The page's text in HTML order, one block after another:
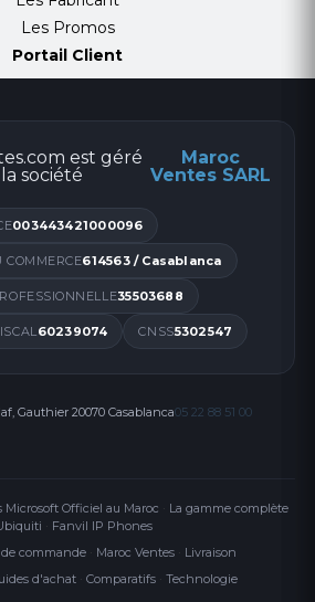
: 20 -20, 000Hz
de fréquence :20HZ to 20khz
:-54db+-3db
Les Promos
Portail Client
est géré
société
Maroc
Ventes SARL
003443421000096
COMMERCE614563 / Casablanca
35503688
60239074 CNSS5302547
Gauthier 20070 Casablanca05 22 88 51 00
Microsoft Officiel au Maroc · La gamme complète
· Fanvil IP Phones
commande· Maroc Ventes· Livraison
d'achat · Comparatifs · Technologie